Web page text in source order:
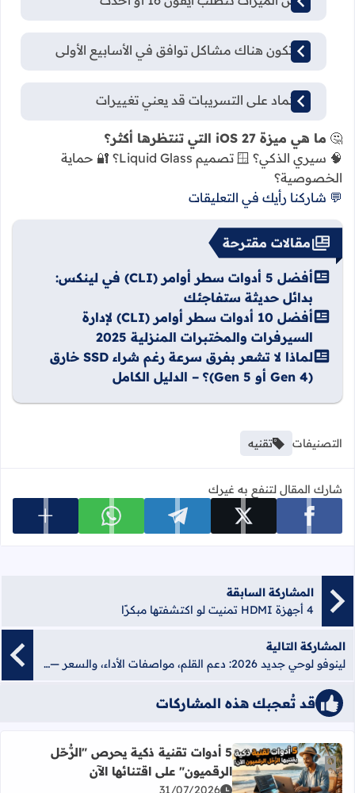
قد تكون هناك مشاكل توافق في الأسابيع الأولى
الاعتماد على التسريبات قد يعني تغييرات
🤔 ما هي ميزة iOS 27 التي تنتظرها أكثر؟
🧠 سيري الذكي؟ 🪟 تصميم Liquid Glass؟ 🔐 حماية
الخصوصية؟
💬 شاركنا رأيك في التعليقات
مقالات مقترحة
أفضل 5 أدوات سطر أوامر (CLI) في لينكس:
بدائل حديثة ستفاجئك
أفضل 10 أدوات سطر أوامر (CLI) لإدارة
السيرفرات والمختبرات المنزلية 2025
لماذا لا تشعر بفرق سرعة رغم شراء SSD خارق
(Gen 4 أو Gen 5)؟ – الدليل الكامل
التصنيفات تقنيه
شارك المقال لتنفع به غيرك
شارك على facebook شارك على x شارك على telegram شارك على whatsapp عرض
المشاركة السابقة
4 أجهزة HDMI تمنيت لو اكتشفتها مبكرًا
المشاركة التالية
لينوفو لوحي جديد 2026: دعم القلم، مواصفات الأداء، والسعر — دليل الشراء الشامل
قد تُعجبك هذه المشاركات
أضف إلى العلامات المرجعية
اقرأ المزيد عن 5 أدوات تقنية ذكية يحرص "الرُّحّل الرقميون" على اقتنائها الآن
5 أدوات تقنية ذكية يحرص "الرُّحّل
الرقميون" على اقتنائها الآن
31/07/2026